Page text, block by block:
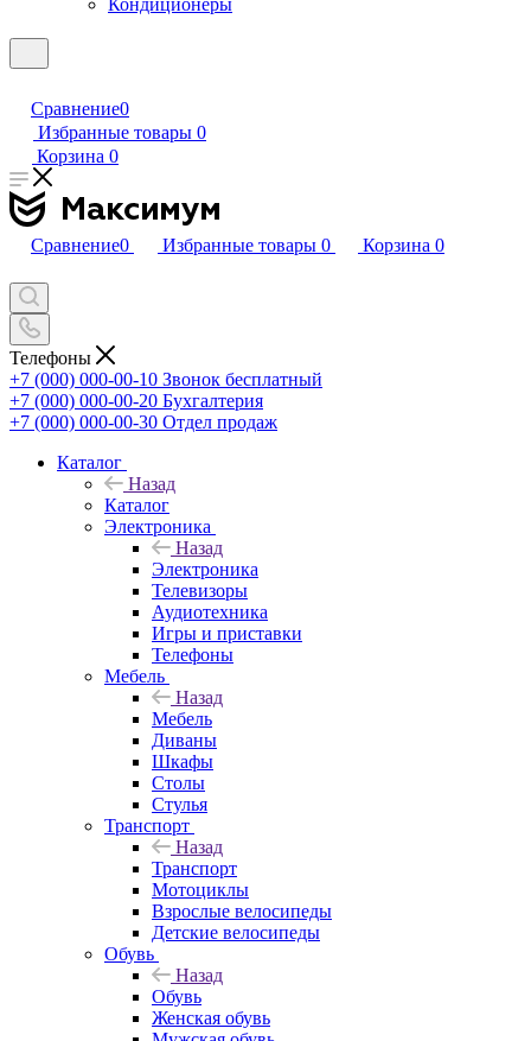
Кондиционеры
Сравнение0
Избранные товары 0
Корзина 0
Сравнение0 Избранные товары 0 Корзина 0
Телефоны
+7 (000) 000-00-10 Звонок бесплатный
+7 (000) 000-00-20 Бухгалтерия
+7 (000) 000-00-30 Отдел продаж
Каталог
Назад
Каталог
Электроника
Назад
Электроника
Телевизоры
Аудиотехника
Игры и приставки
Телефоны
Мебель
Назад
Мебель
Диваны
Шкафы
Столы
Стулья
Транспорт
Назад
Транспорт
Мотоциклы
Взрослые велосипеды
Детские велосипеды
Обувь
Назад
Обувь
Женская обувь